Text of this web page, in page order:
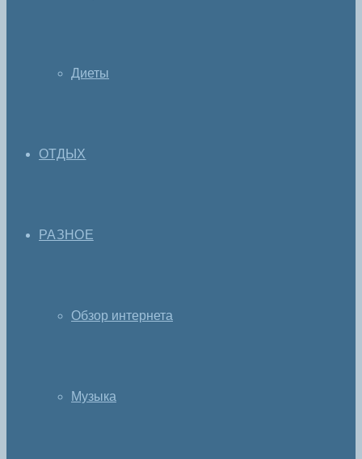
Диеты
ОТДЫХ
РАЗНОЕ
Обзор интернета
Музыка